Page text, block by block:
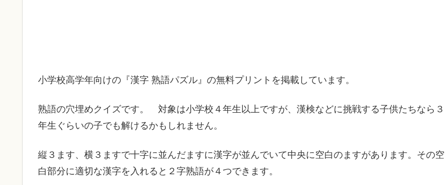
小学校高学年向けの『漢字 熟語パズル』の無料プリントを掲載しています。
熟語の穴埋めクイズです。 対象は小学校４年生以上ですが、漢検などに挑戦する子供たちなら３
年生ぐらいの子でも解けるかもしれません。
縦３ます、横３ますで十字に並んだますに漢字が並んでいて中央に空白のますがあります。その空
白部分に適切な漢字を入れると２字熟語が４つできます。